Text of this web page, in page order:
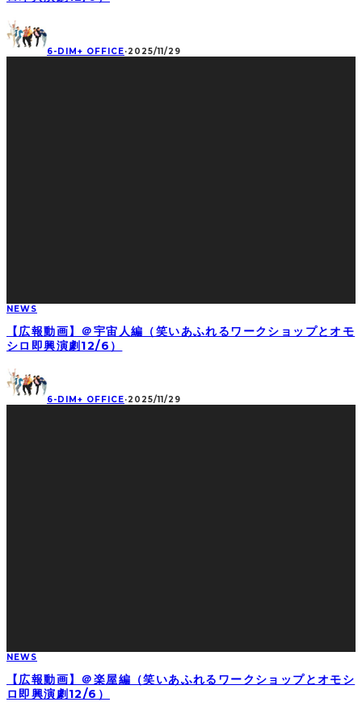
6-DIM+ OFFICE·2025/11/29
NEWS
【広報動画】＠宇宙人編（笑いあふれるワークショップとオモ
シロ即興演劇12/6）
6-DIM+ OFFICE·2025/11/29
NEWS
【広報動画】＠楽屋編（笑いあふれるワークショップとオモシ
ロ即興演劇12/6）